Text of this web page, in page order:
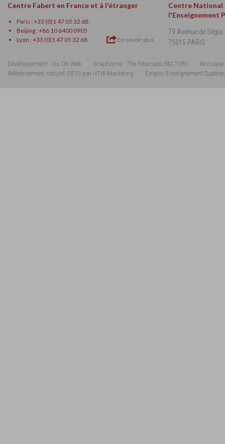
Centre Fabert en France et à l'étranger
Paris : +33 (0)1 47 05 32 68
Beijing : +86 10 6400 0905
Lyon : +33 (0)1 47 05 32 68
En savoir plus
Centre National
l'Enseignement
79 Avenue de Ségur
75015 PARIS
Développement : Go On Web Graphisme : The Fibonacci FACTORY
Annuaire
Référencement naturel (SEO) par HTW-Marketing
Emploi Enseignement